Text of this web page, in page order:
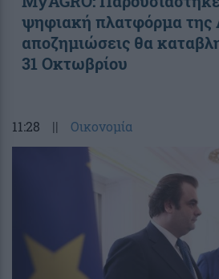
ψηφιακή πλατφόρμα
αποζημιώσεις θα
31 Οκτωβρίου
11:28 || Οικονομία